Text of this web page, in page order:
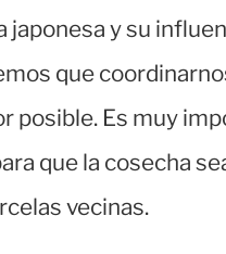
y su
que
posible. Es muy
que la cosecha
vecinas.